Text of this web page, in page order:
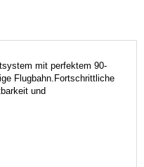
mit perfektem 90-
Flugbahn. Fortschrittliche
und